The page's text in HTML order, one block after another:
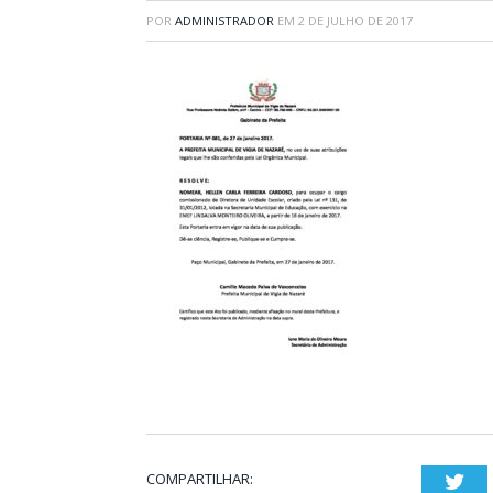
POR ADMINISTRADOR EM 2 DE JULHO DE 2017
COMPARTILHAR: